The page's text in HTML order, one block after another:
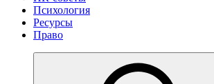
Психология
Ресурсы
Право